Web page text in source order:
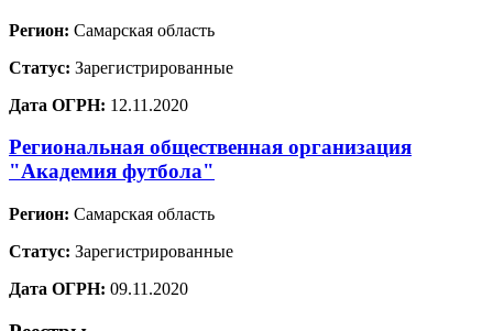
Регион: Самарская область
Статус: Зарегистрированные
Дата ОГРН: 12.11.2020
Региональная общественная организация
"Академия футбола"
Регион: Самарская область
Статус: Зарегистрированные
Дата ОГРН: 09.11.2020